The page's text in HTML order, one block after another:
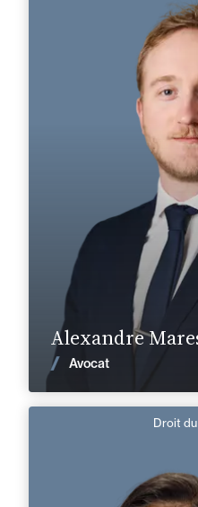
Alexandre
Avocat
Français, Anglais,
Droit de la
+32 2 894 92 50
Droit
Français, Anglais,